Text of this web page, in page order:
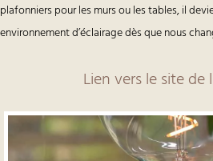
plafonniers pour les murs ou les tables, il
environnement d’éclairage dès que nous
Lien vers le site de